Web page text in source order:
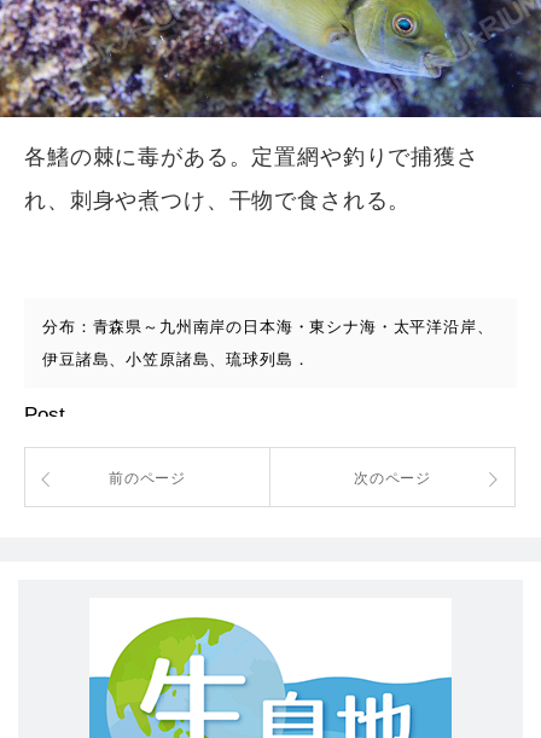
各鰭の棘に毒がある。定置網や釣りで捕獲さ
れ、刺身や煮つけ、干物で食される。
分布：青森県～九州南岸の日本海・東シナ海・太平洋沿岸、
伊豆諸島、小笠原諸島、琉球列島．
Post
前のページ 次のページ